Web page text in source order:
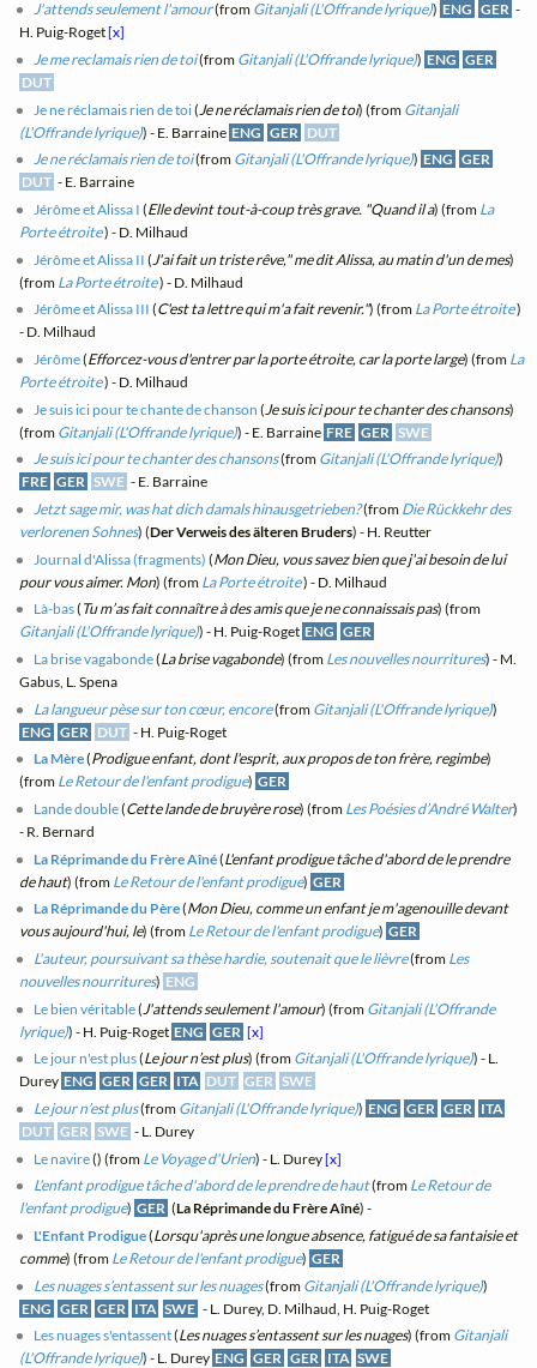
J'attends seulement l'amour(from Gitanjali (L'Offrande lyrique)) ENG GER -
H. Puig-Roget[x]
Je me reclamais rien de toi(from Gitanjali (L'Offrande lyrique)) ENG GER
DUT
Je ne réclamais rien de toi( Je ne réclamais rien de toi) (from Gitanjali
(L'Offrande lyrique)) - E. Barraine ENG GER DUT
Je ne réclamais rien de toi(from Gitanjali (L'Offrande lyrique)) ENG GER
DUT - E. Barraine
Jérôme et Alissa I (Elle devint tout-à-coup très grave. "Quand il a) (from La
Porte étroite) - D. Milhaud
Jérôme et Alissa II ( J'ai fait un triste rêve," me dit Alissa, au matin d'un de mes)
(from La Porte étroite) - D. Milhaud
Jérôme et Alissa III (C'est ta lettre qui m'a fait revenir.") (from La Porte étroite)
- D. Milhaud
Jérôme(Efforcez-vous d'entrer par la porte étroite, car la porte large) (from La
Porte étroite) - D. Milhaud
Je suis ici pour te chante de chanson ( Je suis ici pour te chanter des chansons)
(from Gitanjali (L'Offrande lyrique)) - E. Barraine FRE GER SWE
Je suis ici pour te chanter des chansons(from Gitanjali (L'Offrande lyrique))
FRE GER SWE - E. Barraine
Jetzt sage mir, was hat dich damals hinausgetrieben?(from Die Rückkehr des
verlorenen Sohnes) (Der Verweis des älteren Bruders) - H. Reutter
Journal d'Alissa (fragments) (Mon Dieu, vous savez bien que j'ai besoin de lui
pour vous aimer. Mon) (from La Porte étroite) - D. Milhaud
Là-bas( Tu m’as fait connaître à des amis que je ne connaissais pas) (from
Gitanjali (L'Offrande lyrique)) - H. Puig-Roget ENG GER
La brise vagabonde(La brise vagabonde) (from Les nouvelles nourritures) - M.
Gabus, L. Spena
La langueur pèse sur ton cœur, encore(from Gitanjali (L'Offrande lyrique))
ENG GER DUT - H. Puig-Roget
La Mère(Prodigue enfant, dont l'esprit, aux propos de ton frère, regimbe)
(from Le Retour de l'enfant prodigue) GER
Lande double(Cette lande de bruyère rose) (from Les Poésies d’André Walter)
- R. Bernard
La Réprimande du Frère Aîné(L'enfant prodigue tâche d'abord de le prendre
de haut) (from Le Retour de l'enfant prodigue) GER
La Réprimande du Père(Mon Dieu, comme un enfant je m'agenouille devant
vous aujourd'hui, le) (from Le Retour de l'enfant prodigue) GER
L'auteur, poursuivant sa thèse hardie, soutenait que le lièvre(from Les
nouvelles nourritures) ENG
Le bien véritable( J'attends seulement l'amour) (from Gitanjali (L'Offrande
lyrique)) - H. Puig-Roget ENG GER [x]
Le jour n'est plus(Le jour n’est plus) (from Gitanjali (L'Offrande lyrique)) - L.
Durey ENG GER GER ITA DUT GER SWE
Le jour n’est plus(from Gitanjali (L'Offrande lyrique)) ENG GER GER ITA
DUT GER SWE - L. Durey
Le navire() (from Le Voyage d'Urien) - L. Durey[x]
L'enfant prodigue tâche d'abord de le prendre de haut(from Le Retour de
l'enfant prodigue) GER (La Réprimande du Frère Aîné) -
L'Enfant Prodigue(Lorsqu'après une longue absence, fatigué de sa fantaisie et
comme) (from Le Retour de l'enfant prodigue) GER
Les nuages s’entassent sur les nuages(from Gitanjali (L'Offrande lyrique))
ENG GER GER ITA SWE - L. Durey, D. Milhaud, H. Puig-Roget
Les nuages s'entassent(Les nuages s’entassent sur les nuages) (from Gitanjali
(L'Offrande lyrique)) - L. Durey ENG GER GER ITA SWE